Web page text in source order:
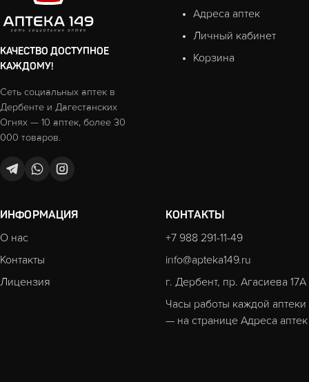
КАЧЕСТВО ДОСТУПНОЕ
КАЖДОМУ!
Сеть социальных аптек в
Дербенте и Дагестанских
Огнях — 10 аптек, более 30
000 товаров.
Адреса аптек
Личный кабинет
Корзина
ИНФОРМАЦИЯ
О нас
Контакты
Лицензия
КОНТАКТЫ
+7 988 291-11-49
info@apteka149.ru
г. Дербент, пр. Агасиева 17А
Часы работы каждой аптеки
— на странице Адреса аптек